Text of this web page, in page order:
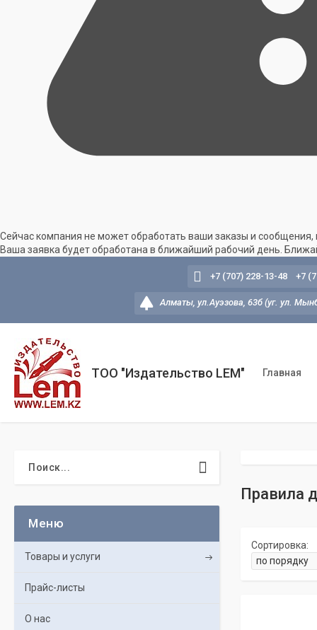
Сейчас компания не может обработать ваши заказы и сообщения,
Ваша заявка будет обработана в ближайший рабочий день.
Алматы, ул.Ауэзова, 63б (уг. ул.
+7 (707) 228-13-48 +7
ТОО "Издательство LEM" Главная
Правила
Товары и услуги
Прайс-листы
О нас